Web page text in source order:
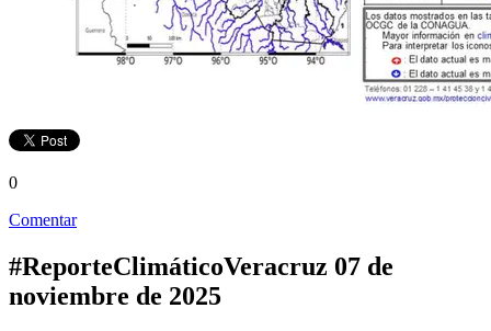
0
Comentar
#ReporteClimáticoVeracruz 07 de
noviembre de 2025